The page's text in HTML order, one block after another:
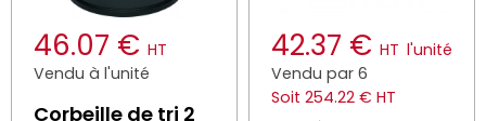
46.07 € HT
Vendu à l'unité
Corbeille de tri 2
42.37 € HT l'unité
Vendu par 6
Soit 254.22 € HT